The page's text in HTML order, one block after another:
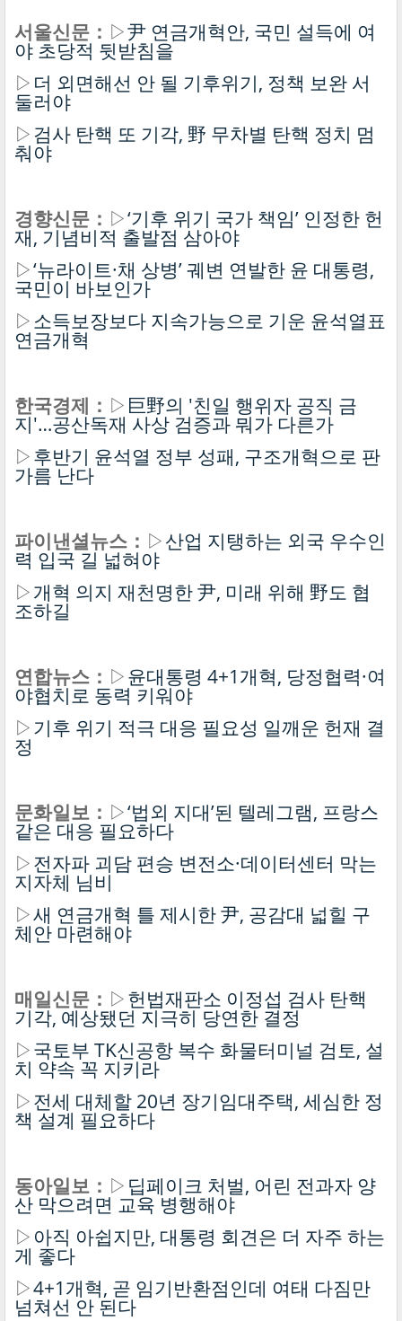
서울신문： ▷尹 연금개혁안, 국민 설득에 여
야 초당적 뒷받침을
▷ 더 외면해선 안 될 기후위기, 정책 보완 서
둘러야
▷검사 탄핵 또 기각, 野 무차별 탄핵 정치 멈
춰야
경향신문： ▷‘기후 위기 국가 책임’ 인정한 헌
재, 기념비적 출발점 삼아야
▷‘뉴라이트·채 상병’ 궤변 연발한 윤 대통령,
국민이 바보인가
▷소득보장보다 지속가능으로 기운 윤석열표
연금개혁
한국경제： ▷ 巨野의 '친일 행위자 공직 금
지'…공산독재 사상 검증과 뭐가 다른가
▷후반기 윤석열 정부 성패, 구조개혁으로 판
가름 난다
파이낸셜뉴스： ▷산업 지탱하는 외국 우수인
력 입국 길 넓혀야
▷개혁 의지 재천명한 尹, 미래 위해 野도 협
조하길
연합뉴스： ▷윤대통령 4+1개혁, 당정협력·여
야협치로 동력 키워야
▷기후 위기 적극 대응 필요성 일깨운 헌재 결
정
문화일보： ▷‘법외 지대’된 텔레그램, 프랑스
같은 대응 필요하다
▷전자파 괴담 편승 변전소·데이터센터 막는
지자체 님비
▷새 연금개혁 틀 제시한 尹, 공감대 넓힐 구
체안 마련해야
매일신문： ▷헌법재판소 이정섭 검사 탄핵
기각, 예상됐던 지극히 당연한 결정
▷국토부 TK신공항 복수 화물터미널 검토, 설
치 약속 꼭 지키라
▷전세 대체할 20년 장기임대주택, 세심한 정
책 설계 필요하다
동아일보： ▷ 딥페이크 처벌, 어린 전과자 양
산 막으려면 교육 병행해야
▷ 아직 아쉽지만, 대통령 회견은 더 자주 하는
게 좋다
▷4+1개혁, 곧 임기반환점인데 여태 다짐만
넘쳐선 안 된다